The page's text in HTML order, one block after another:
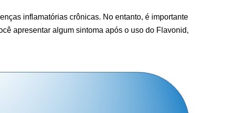
inflamatórias crônicas. No entanto, é importante
apresentar algum sintoma após o uso do Flavonid,